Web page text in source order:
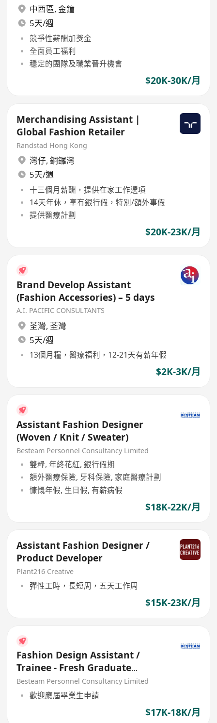
中西區, 金鐘
5天/週
競爭性薪酬加獎金
全面員工福利
穩定的團隊及職業晉升機會
$20K-30K/月
Merchandising Assistant |
Global Fashion Retailer
Randstad Hong Kong
灣仔, 銅鑼灣
5天/週
十三個月薪酬，提供在家工作選項
14天年休，享有銀行假，特別/額外事假
提供醫療計劃
$20K-23K/月
Brand Develop Assistant
(Fashion Accessories) – 5 days
A.I. PACIFIC CONSULTANTS
荃灣, 荃灣
5天/週
13個月糧，醫療福利，12-21天有薪年假
$2K-3K/月
Assistant Fashion Designer
(Woven / Knit / Sweater)
Besteam Personnel Consultancy Limited
雙糧, 年終花紅, 銀行假期
額外醫療保險, 牙科保險, 家庭醫療計劃
慷慨年假, 生日假, 有薪病假
$18K-22K/月
Assistant Fashion Designer /
Product Developer
Plant216 Creative
彈性工時，長短周，五天工作周
$15K-23K/月
Fashion Design Assistant /
Trainee - Fresh Graduate
Welcome (17K - 18K)
Besteam Personnel Consultancy Limited
歡迎應屆畢業生申請
$17K-18K/月